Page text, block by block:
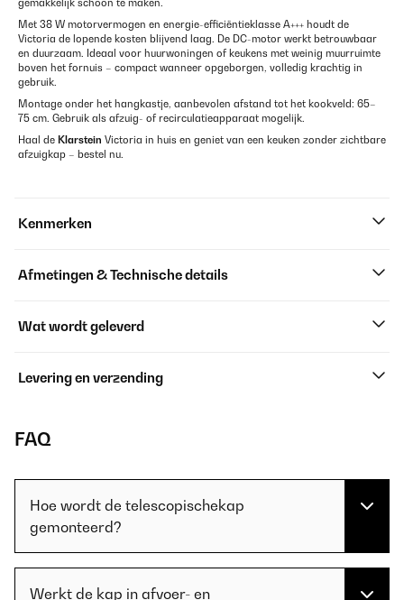
gemakkelijk schoon te maken.
Met 38 W motorvermogen en energie-efficiëntieklasse A+++ houdt de
Victoria de lopende kosten blijvend laag. De DC-motor werkt betrouwbaar
en duurzaam. Ideaal voor huurwoningen of keukens met weinig muur­ruimte
boven het fornuis – compact wanneer opgeborgen, volledig krachtig in
gebruik.
Montage onder het hangkastje, aanbevolen afstand tot het kookveld: 65–
75 cm. Gebruik als afzuig- of recirculatie­apparaat mogelijk.
Haal de Klarstein Victoria in huis en geniet van een keuken zonder zichtbare
afzuigkap – bestel nu.
Kenmerken
Afmetingen & Technische details
Wat wordt geleverd
Levering en verzending
FAQ
Hoe wordt de telescopischekap
gemonteerd?
Werkt de kap in afvoer- en